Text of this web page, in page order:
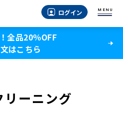
ログイン MENU
全品20％OFF
はこちら
リーニング